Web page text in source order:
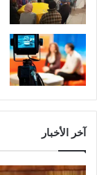
آخر الأخبار